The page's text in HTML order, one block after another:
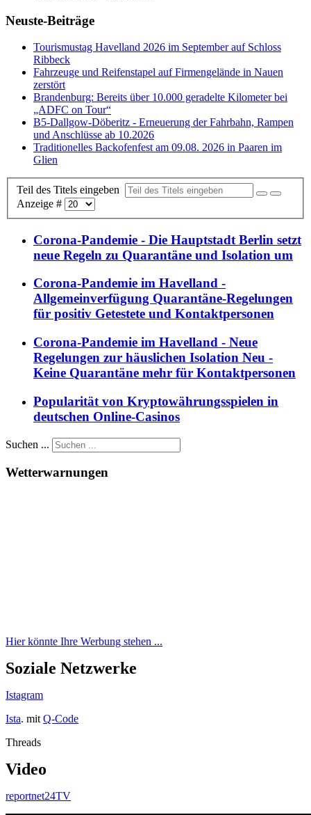
Neuste-Beiträge
Tourismustag Havelland 2026 im September auf Schloss
Ribbeck
Fahrzeuge und Reifenstapel auf Firmengelände in Nauen
zerstört
Brandenburg: Bereits über 10.000 geradelte Kilometer bei
„ADFC on Tour“
B5-Dallgow-Döberitz - Erneuerung der Fahrbahn, Rampen
und Anschlüsse ab 10.2026
Traditionelles Backofenfest am 09.08. 2026 in Paaren im
Glien
Teil des Titels eingeben
Anzeige #
Corona-Pandemie - Die Hauptstadt Berlin setzt
neue Regeln zu Quarantäne und Isolation um
Corona-Pandemie im Havelland -
Allgemeinverfügung Quarantäne-Regelungen
für positiv Getestete und Kontaktpersonen
Corona-Pandemie im Havelland - Neue
Regelungen zur häuslichen Isolation Neu -
Keine Quarantäne mehr für Kontaktpersonen
Popularität von Kryptowährungsspielen in
deutschen Online-Casinos
Suchen ...
Wetterwarnungen
Hier könnte Ihre Werbung stehen ...
Soziale Netzwerke
Istagram
Ista. mit Q-Code
Threads
Video
reportnet24TV